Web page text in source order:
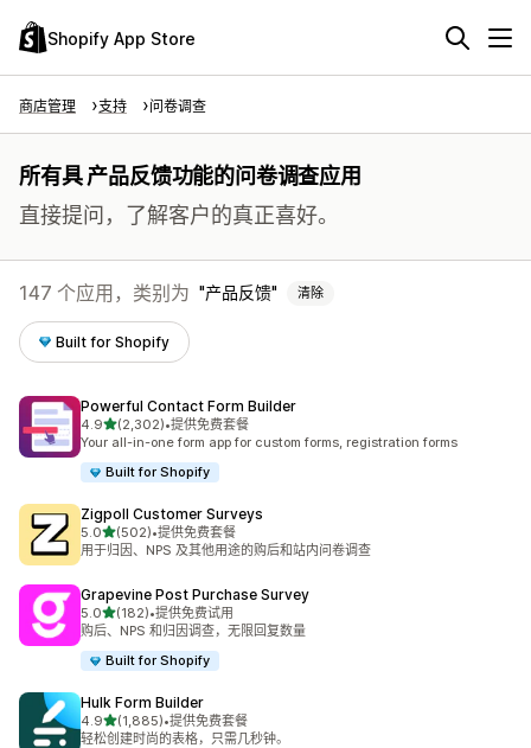
Shopify App Store
商店管理 支持 问卷调查
所有具 产品反馈功能的问卷调查应用
直接提问，了解客户的真正喜好。
147 个应用，类别为 产品反馈 清除
Built for Shopify
Powerful Contact Form Builder
4.9星（满分 5 星）
(2,302)
总共 2302 条评论
•提供免费套餐
Your all-in-one form app for custom forms, registration forms
Built for Shopify
Zigpoll Customer Surveys
5.0星（满分 5 星）
(502)
总共 502 条评论
•提供免费套餐
用于归因、NPS 及其他用途的购后和站内问卷调查
Grapevine Post Purchase Survey
5.0星（满分 5 星）
(182)
总共 182 条评论
•提供免费试用
购后、NPS 和归因调查，无限回复数量
Built for Shopify
Hulk Form Builder
4.9星（满分 5 星）
(1,885)
总共 1885 条评论
•提供免费套餐
轻松创建时尚的表格，只需几秒钟。